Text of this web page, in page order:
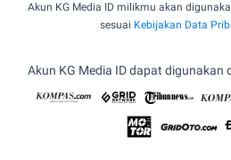
Akun KG Media ID milikmu akan
sesuai Kebijakan Data
Akun KG Media ID dapat digunakan